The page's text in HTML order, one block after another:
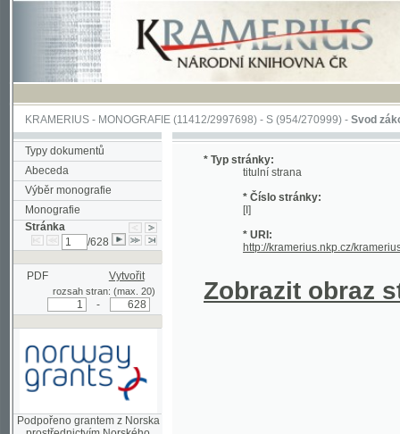
KRAMERIUS-MONOGRAFIE(11412/2997698) -S (954/270999)-Svod zákonův
Typy dokumentů
Abeceda
Výběr monografie
Monografie
Stránka
/628
PDF Vytvořit
rozsah stran: (max. 20)
Podpořeno grantem z Norska
prostřednictvím Norského
* Typ stránky:
titulní strana
* Číslo stránky:
* URI: